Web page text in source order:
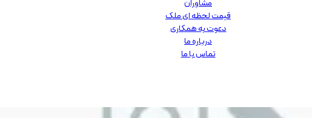
مشاوران
قیمت لحظه ای ملک
دعوت به همکاری
درباره ما
تماس با ما